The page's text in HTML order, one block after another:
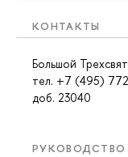
КОНТАКТЫ
Большой
тел. +7 (495)
доб. 23040
РУКОВОДСТВО